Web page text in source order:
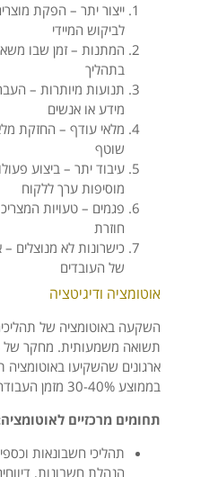
ייצור יתר – הפקת
לביקוש המיידי
המתנות – זמן שבו
בתהליך
תנועות מיותרות –
מידע או אנשים
מלאי עודף – החזקת
שוטף
עיבוד יתר – ביצוע
מוסיפות ערך ללקוח
פגמים – טעויות
חוזרת
כישרונות לא מנוצלים –
של העובדים
אוטומציה ודיגיטציה
השקעה באוטומציה של
בממוצע 30-40% מזמן העבודה בתהליכים הרלוונטיים.
תחומים מרכזיים
תהליכי חשבונאות
הנהלת חשבונות,